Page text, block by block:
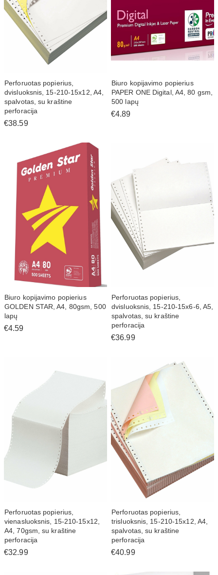
Perforuotas popierius,
dvisluoksnis, 15-210-15x12, A4,
spalvotas, su kraštine
perforacija
€38.59
Biuro kopijavimo popierius
PAPER ONE Digital, A4, 80 gsm,
500 lapų
€4.89
Biuro kopijavimo popierius
GOLDEN STAR, A4, 80gsm, 500
lapų
€4.59
Perforuotas popierius,
dvisluoksnis, 15-210-15x6-6, A5,
spalvotas, su kraštine
perforacija
€36.99
Perforuotas popierius,
vienasluoksnis, 15-210-15x12,
A4, 70gsm, su kraštine
perforacija
€32.99
Perforuotas popierius,
trisluoksnis, 15-210-15x12, A4,
spalvotas, su kraštine
perforacija
€40.99